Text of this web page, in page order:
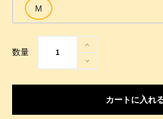
数量
カートに入れ